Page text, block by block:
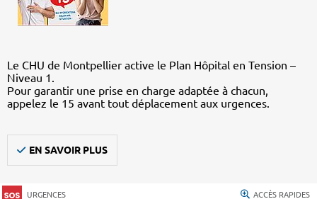
Le CHU de Montpellier active le Plan Hôpital en Tension –
Niveau 1.
Pour garantir une prise en charge adaptée à chacun,
appelez le 15 avant tout déplacement aux urgences.
EN SAVOIR PLUS
URGENCES ACCÈS RAPIDES